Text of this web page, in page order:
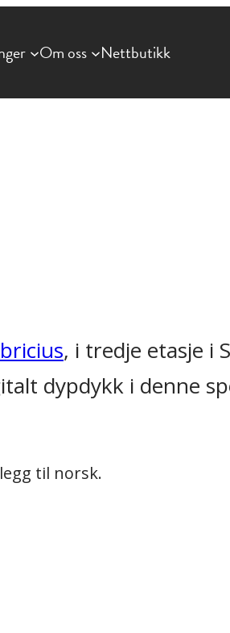
Om oss Nettbutikk
, i tredje etasje i
dypdykk i denne
til norsk.